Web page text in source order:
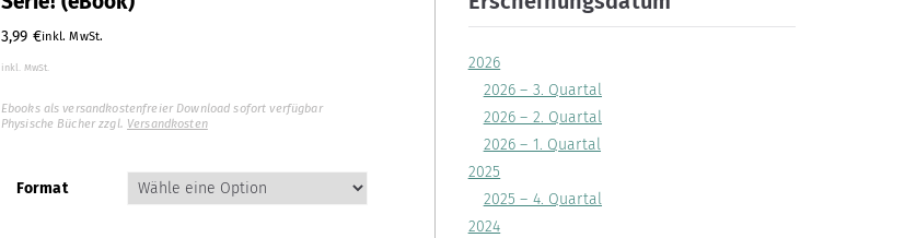
3,99 €inkl. MwSt.
inkl. MwSt.
Ebooks als versandkostenfreier Download sofort verfügbar
Physische Bücher zzgl. Versandkosten
Format
2026
2026 – 3. Quartal
2026 – 2. Quartal
2026 – 1. Quartal
2025
2025 – 4. Quartal
2024